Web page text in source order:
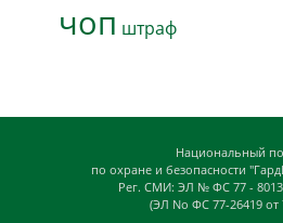
чоп штраф
Национальный
по охране и безопасности
Рег. СМИ: ЭЛ № ФС 77 -
(ЭЛ No ФС 77-26419 от